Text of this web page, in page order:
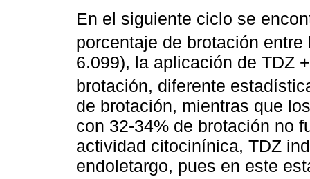
En el siguiente ciclo se
porcentaje de brotación
6.099), la aplicación de TDZ
brotación, diferente
de brotación, mientras que
con 32-34% de brotación no
actividad citocinínica, TDZ
endoletargo, pues en este